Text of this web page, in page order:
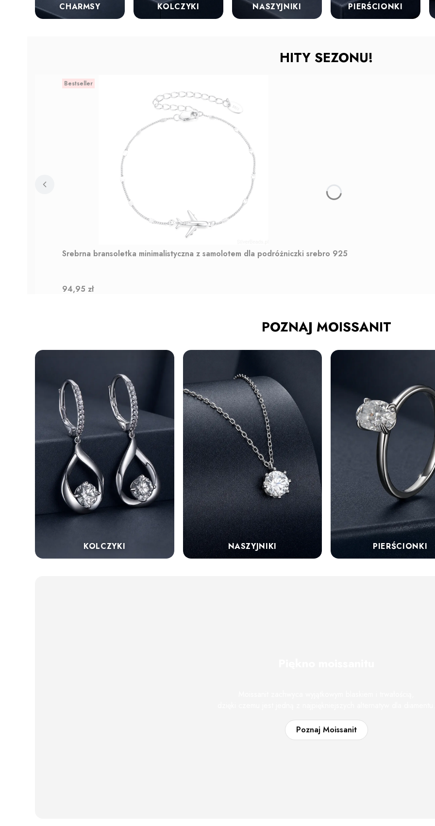
CHARMSY KOLCZYKI NASZYJNIKI PIERŚCIONKI
HITY SEZONU!
Bestseller
Srebrna bransoletka minimalistyczna z samolotem dla podróżniczki srebro 925
Cena
94,95 zł
POZNAJ MOISSANIT
KOLCZYKI NASZYJNIKI PIERŚCIONKI
Poznaj Moissanit